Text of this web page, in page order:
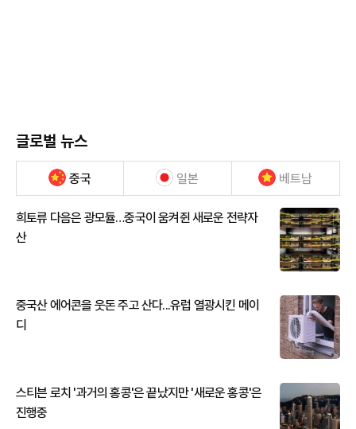
글로벌 뉴스
중국 일본 베트남
희토류 다음은 광모듈…중국이 움켜쥔 새로운 전략자
산
중국산 에어콘을 웃돈 주고 산다...유럽 열광시킨 메이
디
스티븐 로치 '과거의 홍콩'은 끝났지만 '새로운 홍콩'은
진행중